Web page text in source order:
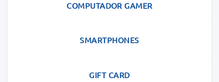
COMPUTADOR GAMER
SMARTPHONES
GIFT CARD